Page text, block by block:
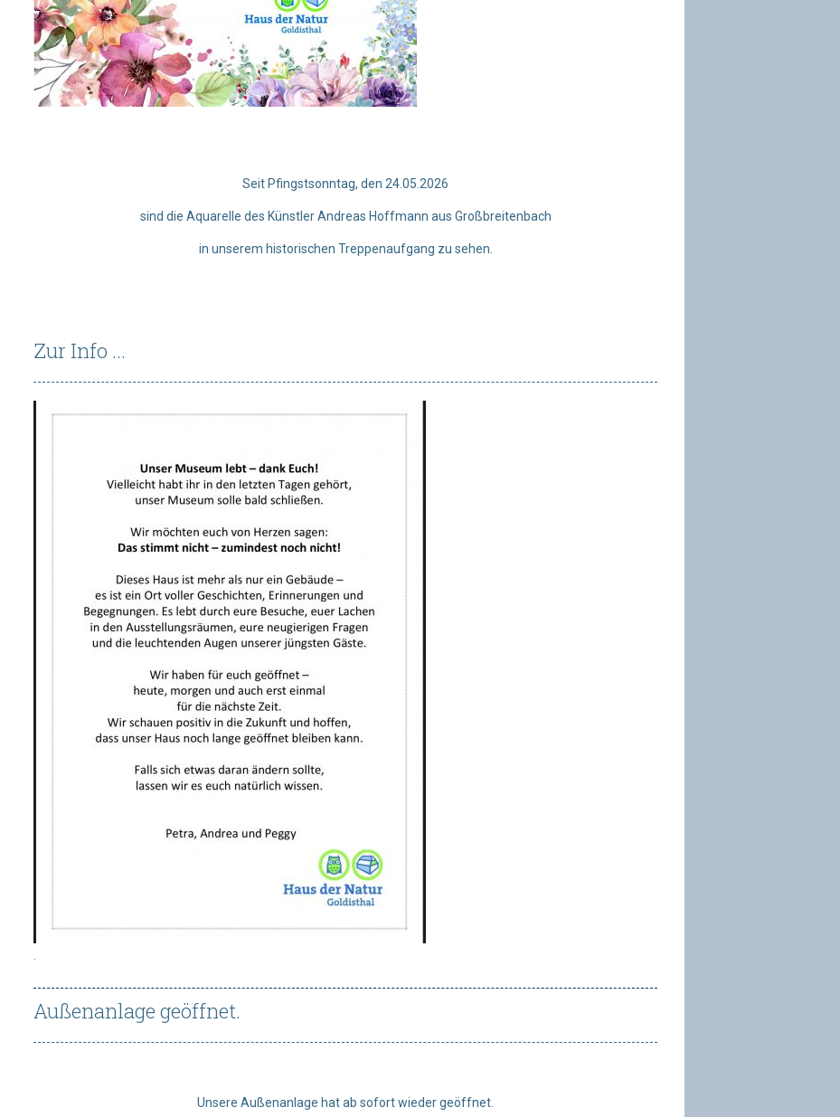
Seit Pfingstsonntag, den 24.05.2026
sind die Aquarelle des Künstler Andreas Hoffmann aus Großbreitenbach
in unserem historischen Treppenaufgang zu sehen.
Zur Info ...
Außenanlage geöffnet.
Unsere Außenanlage hat ab sofort wieder geöffnet.